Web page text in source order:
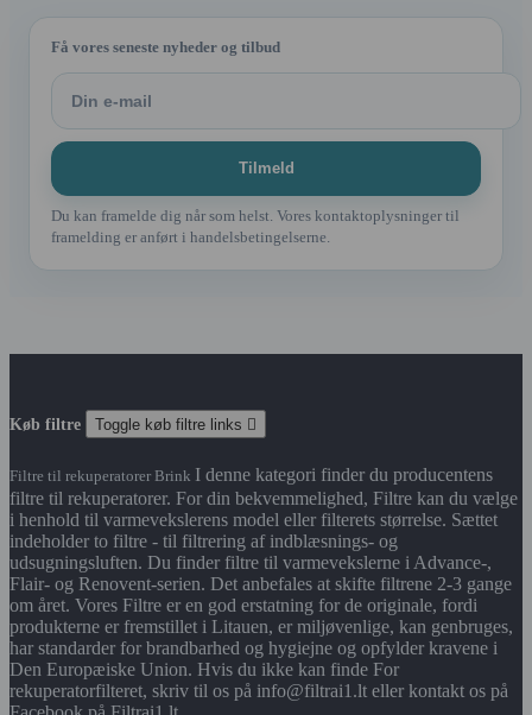
Få vores seneste nyheder og tilbud
Du kan framelde dig når som helst. Vores kontaktoplysninger til
framelding er anført i handelsbetingelserne.
Køb filtre Toggle køb filtre links 
Filtre til rekuperatorer Brink I denne kategori finder du producentens
filtre til rekuperatorer. For din bekvemmelighed, Filtre kan du vælge
i henhold til varmevekslerens model eller filterets størrelse. Sættet
indeholder to filtre - til filtrering af indblæsnings- og
udsugningsluften. Du finder filtre til varmevekslerne i Advance-,
Flair- og Renovent-serien. Det anbefales at skifte filtrene 2-3 gange
om året. Vores Filtre er en god erstatning for de originale, fordi
produkterne er fremstillet i Litauen, er miljøvenlige, kan genbruges,
har standarder for brandbarhed og hygiejne og opfylder kravene i
Den Europæiske Union. Hvis du ikke kan finde For
rekuperatorfilteret, skriv til os på info@filtrai1.lt eller kontakt os på